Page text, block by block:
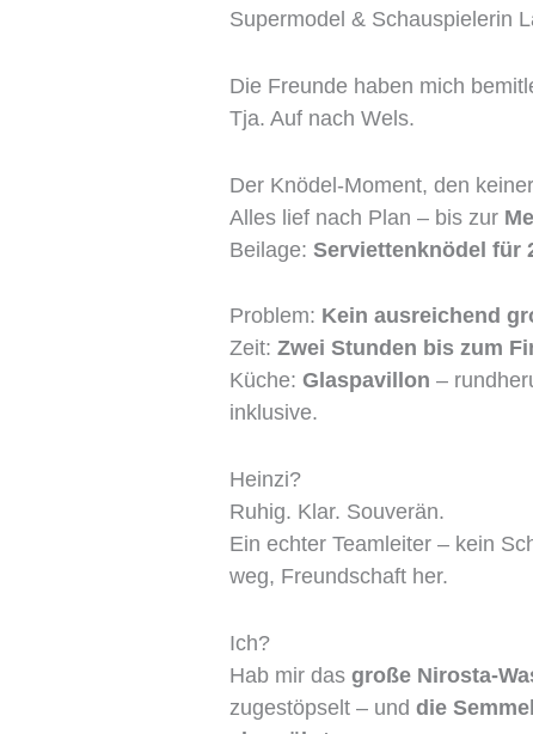
Supermodel & Schauspielerin
Die Freunde haben mich
Tja. Auf nach Wels.
Der Knödel-Moment, den
Alles lief nach Plan – bis zur
Beilage:Serviettenknödel für
Problem: Kein ausreichend
Zeit:Zwei Stunden bis zum
Küche:Glaspavillon –
inklusive.
Heinzi?
Ruhig. Klar. Souverän.
Ein echter Teamleiter – kein
weg, Freundschaft her.
Ich?
Hab mir dasgroße Nirosta-
zugestöpselt – unddie